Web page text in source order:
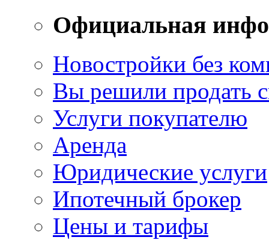
Официальная
Новостройки без
Вы решили продать
Услуги покупателю
Аренда
Юридические услуги
Ипотечный брокер
Цены и тарифы